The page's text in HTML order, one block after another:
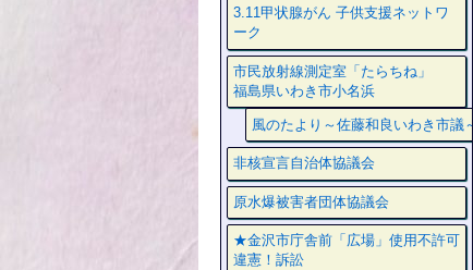
3.11甲状腺がん 子供支援ネットワ
ーク
市民放射線測定室「たらちね」
福島県いわき市小名浜
風のたより～佐藤和良いわき市議～
非核宣言自治体協議会
原水爆被害者団体協議会
★金沢市庁舎前「広場」使用不許可
違憲！訴訟